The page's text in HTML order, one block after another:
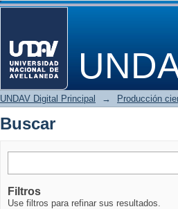
Buscar
UNDAV Digital Principal → Producción
Buscar
Filtros
Use filtros para refinar sus resultados.